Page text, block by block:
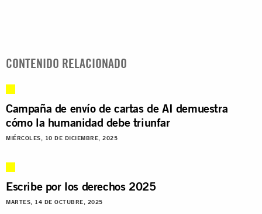
CONTENIDO RELACIONADO
Campaña de envío de cartas de AI demuestra
cómo la humanidad debe triunfar
MIÉRCOLES, 10 DE DICIEMBRE, 2025
Escribe por los derechos 2025
MARTES, 14 DE OCTUBRE, 2025